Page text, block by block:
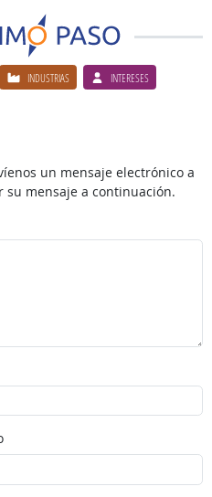
INDUSTRIAS INTERESES
un mensaje electrónico a
mensaje a continuación.